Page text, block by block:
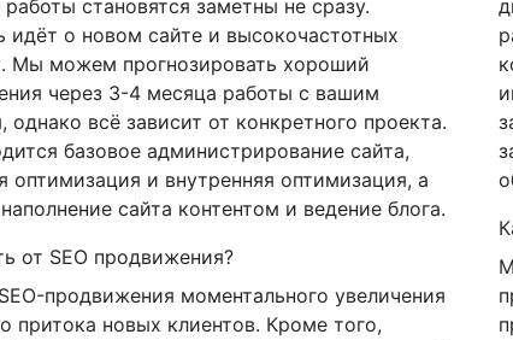
становятся заметны не сразу.
идёт о новом сайте и высокочастотных
Мы можем прогнозировать хороший
через 3-4 месяца работы с вашим
однако всё зависит от конкретного проекта.
базовое администрирование сайта,
оптимизация и внутренняя оптимизация, а
сайта контентом и ведение блога.
от SEO продвижения?
продвижения моментального увеличения
притока новых клиентов. Кроме того,